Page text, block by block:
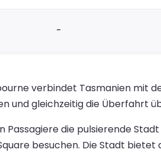
-
verbindet Tasmanien mit
und gleichzeitig die Überfahrt
die pulsierende
besuchen. Die Stadt